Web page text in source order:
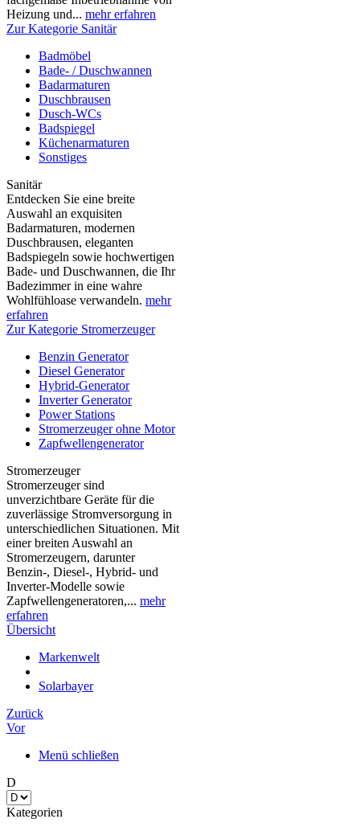
Heizung und... mehr erfahren
Zur Kategorie Sanitär
Badmöbel
Bade- / Duschwannen
Badarmaturen
Duschbrausen
Dusch-WCs
Badspiegel
Küchenarmaturen
Sonstiges
Sanitär
Entdecken Sie eine breite
Auswahl an exquisiten
Badarmaturen, modernen
Duschbrausen, eleganten
Badspiegeln sowie hochwertigen
Bade- und Duschwannen, die Ihr
Badezimmer in eine wahre
Wohlfühloase verwandeln. mehr
erfahren
Zur Kategorie Stromerzeuger
Benzin Generator
Diesel Generator
Hybrid-Generator
Inverter Generator
Power Stations
Stromerzeuger ohne Motor
Zapfwellengenerator
Stromerzeuger
Stromerzeuger sind
unverzichtbare Geräte für die
zuverlässige Stromversorgung in
unterschiedlichen Situationen. Mit
einer breiten Auswahl an
Stromerzeugern, darunter
Benzin-, Diesel-, Hybrid- und
Inverter-Modelle sowie
Zapfwellengeneratoren,... mehr
erfahren
Übersicht
Markenwelt
Solarbayer
Zurück
Vor
Menü schließen
D
Kategorien